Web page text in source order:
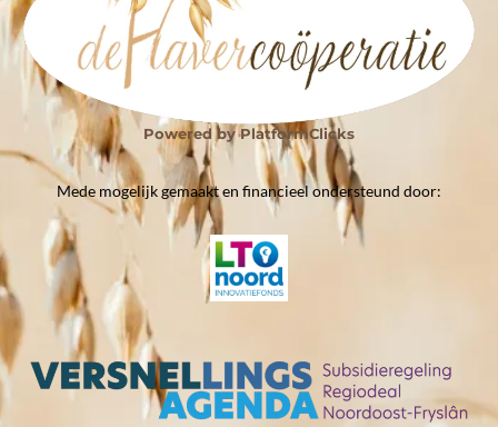
Powered byPlatformClicks
Mede mogelijk gemaakt en financieel ondersteund door: